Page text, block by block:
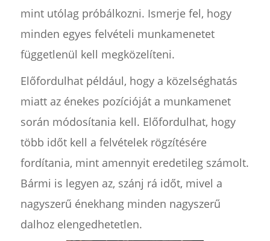
mint utólag próbálkozni. Ismerje fel, hogy
minden egyes felvételi munkamenetet
függetlenül kell megközelíteni.
Előfordulhat például, hogy a közelséghatás
miatt az énekes pozícióját a munkamenet
során módosítania kell. Előfordulhat, hogy
több időt kell a felvételek rögzítésére
fordítania, mint amennyit eredetileg számolt.
Bármi is legyen az, szánj rá időt, mivel a
nagyszerű énekhang minden nagyszerű
dalhoz elengedhetetlen.